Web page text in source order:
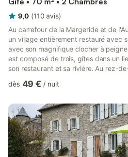
9,0 (110 avis)
Au carrefour de la Margeride et de
un village entièrement restauré avec
avec son magnifique clocher à
est composé de trois, gîtes dans un
son restaurant et sa rivière. Au rez-
lave-vaisselle, micro-ondes), WC. Au
lits 1 place) Chaise bébé. Cour
salon de jardin. Par...
dès 49 € / nuit